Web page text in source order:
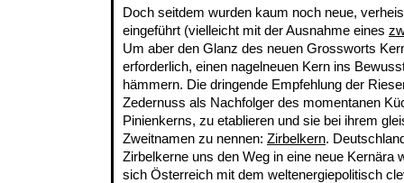
Doch seitdem wurden kaum noch neue,
eingeführt (vielleicht mit der Ausnahme eines
Um aber den Glanz des neuen Grossworts
erforderlich, einen nagelneuen Kern ins
hämmern. Die dringende Empfehlung der
Zedernuss als Nachfolger des momentanen
Pinienkerns, zu etablieren und sie bei ihrem
Zweitnamen zu nennen: Zirbelkern.
Zirbelkerne uns den Weg in eine neue Kernära
sich Österreich mit dem weltenergiepolitisch